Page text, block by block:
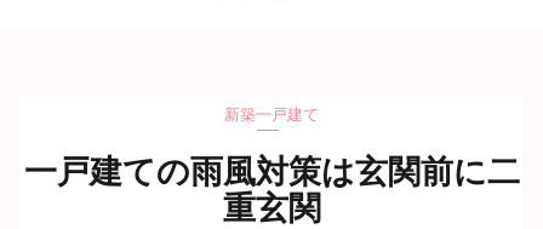
新築一戸建て
一戸建ての雨風対策は玄関前に二
重玄関